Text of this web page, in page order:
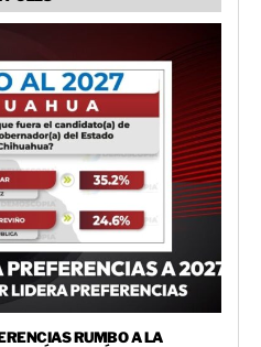
RUMBO A LA